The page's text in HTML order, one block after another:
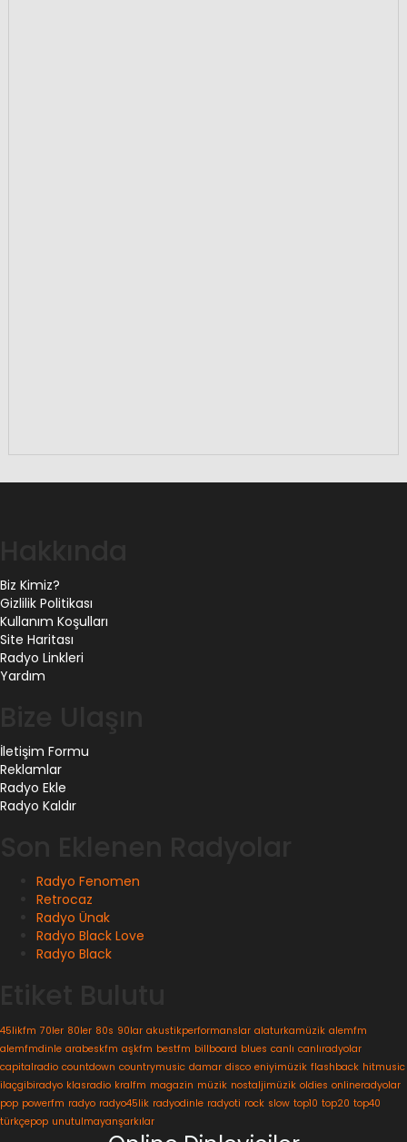
Biz Kimiz?
Gizlilik Politikası
Kullanım Koşulları
Site Haritası
Radyo Linkleri
Yardım
İletişim Formu
Reklamlar
Radyo Ekle
Radyo Kaldır
Radyo Fenomen
Retrocaz
Radyo Ünak
Radyo Black Love
Radyo Black
45likfm 70ler 80ler 80s 90lar akustikperformanslar alaturkamüzik alemfm
alemfmdinle arabeskfm aşkfm bestfm billboard blues canlı canlıradyolar
capitalradio countdown countrymusic damar disco eniyimüzik flashback hitmusic
ilaçgibiradyo klasradio kralfm magazin müzik nostaljimüzik oldies onlineradyolar
pop powerfm radyo radyo45lik radyodinle radyoti rock slow top10 top20 top40
türkçepop unutulmayanşarkılar